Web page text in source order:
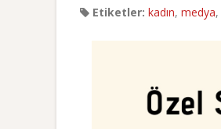
Etiketler: kadın, medya,